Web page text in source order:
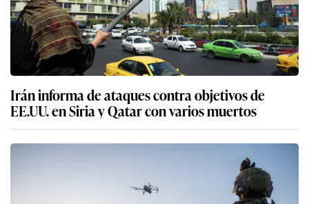
Irán informa de ataques contra objetivos de
EE.UU. en Siria y Qatar con varios muertos